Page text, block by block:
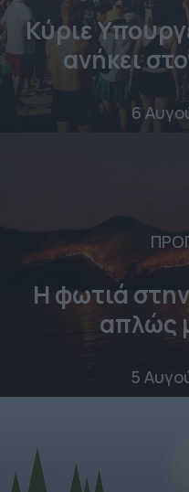
Κύριε
ανήκει
6
Η φωτιά
απλώς
5